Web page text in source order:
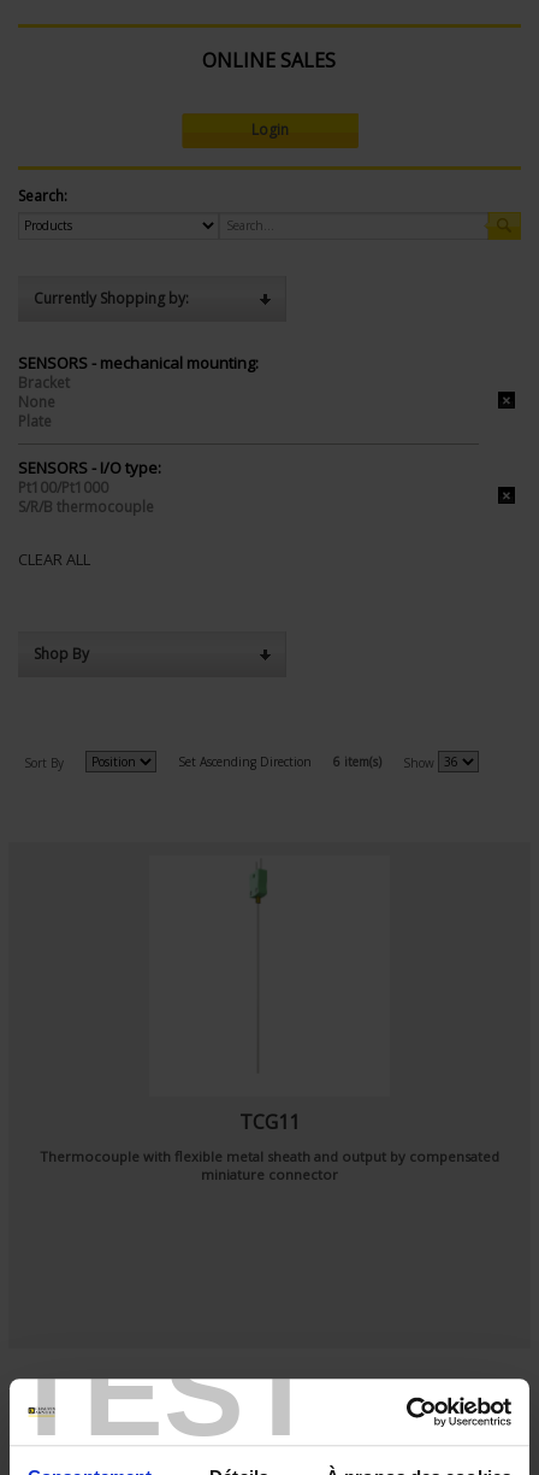
TEST
ONLINE SALES
Login
Search:
Currently Shopping by:
SENSORS - mechanical mounting:
Bracket
None
Plate
SENSORS - I/O type:
Pt100/Pt1000
S/R/B thermocouple
CLEAR ALL
Shop By
Sort By Set Ascending Direction 6 item(s) Show
TCG11
Thermocouple with flexible metal sheath and output by compensated
miniature connector